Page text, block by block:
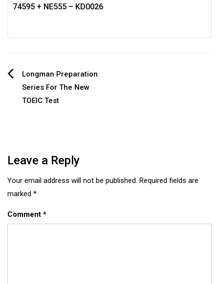
74595 + NE555 – KD0026
Post
navigation
Longman Preparation
Series For The New
TOEIC Test
Leave a Reply
Your email address will not be published. Required fields are
marked *
Comment *